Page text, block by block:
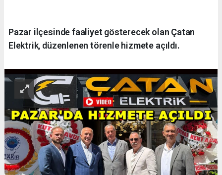
Pazar ilçesinde faaliyet gösterecek olan Çatan
Elektrik, düzenlenen törenle hizmete açıldı.